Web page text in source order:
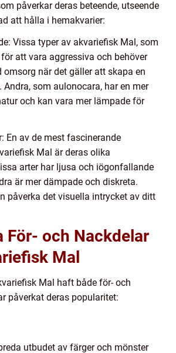
påverkar deras beteende, utseende
att hålla i hemakvarier:
Vissa typer av akvariefisk Mal, som
att vara aggressiva och behöver
när det gäller att skapa en
som aulonocara, har en mer
och kan vara mer lämpade för
En av de mest fascinerande
Mal är deras olika
arter har ljusa och iögonfallande
är mer dämpade och diskreta.
påverka det visuella intrycket av ditt
För- och Nackdelar
Mal
Mal haft både för- och
påverkat deras popularitet:
utbudet av färger och mönster